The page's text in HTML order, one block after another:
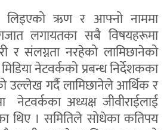
लिइएको ऋण र आफ्नो नाममा
लगायतका सबै विषयहरूमा
र संलग्नता नरहेको लामिछानेको
नेटवर्कको प्रबन्ध निर्देशकका
उल्लेख गर्दै लामिछानेले आर्थिक र
नेटवर्कका अध्यक्ष जीवीराईलाई
थिए । समितिले सोधेका कतिपय